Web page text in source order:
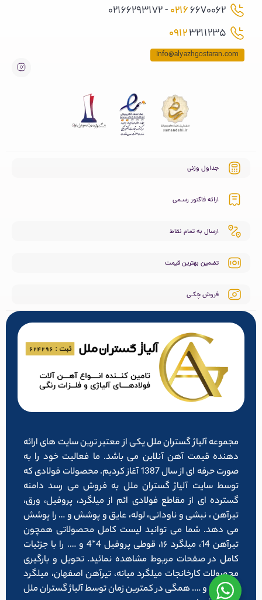
02166670062 - 02166293172
09123211235
Info@alyazhgostaran.com
جداول وزنی
ارائه فاکتور رسـمی
ارسال به تمام نقاط
تضمین بهترین قیمت
فروش چکـی
مجموعه آلیاژ گستران ملل یکی از معتبر ترین سایت های ارائه
دهنده قیمت آهن آنلاین می باشد. ما فعالیت خود را به
صورت حرفه ای از سال 1387 آغاز کردیم. محصولات فولادی که
توسط سایت آلیاژ گستران ملل به فروش می رسد دامنه
گسترده ای از مقاطع فولادی ائم از میلگرد، پروفیل، ورق،
تیرآهن ، نبشی و ناودانی، لوله، عایق و پوشش و … را پوشش
می دهد. شما می توانید لیست کامل محصولاتی همچون
تیرآهن 14، میلگرد ۱۶، قوطی پروفیل 4*4 و …. را با جزئیات
کامل در صفحات مربوط مشاهده نمائید. تحویل و بارگیری
محصولات کارخانجات میلگرد میانه، تیرآهن اصفهان، میلگرد
شاهرود و …. همگی در کمترین زمان توسط آلیاژ گستران ملل